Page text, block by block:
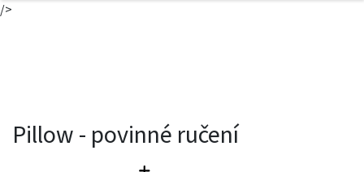
/>
Pillow - povinné ručení